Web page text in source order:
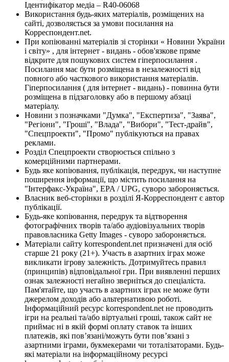
Ідентифікатор медіа – R40-06068
Використання будь-яких матеріалів, розміщених на
сайті, дозволяється за умови посилання на
Корреспондент.net.
При копіюванні матеріалів зі сторінки « Новини України
і світу» , для інтернет - видань - обов'язкове пряме
відкрите для пошукових систем гіперпосилання .
Посилання має бути розміщена в незалежності від
повного або часткового використання матеріалів.
Гіперпосилання ( для інтернет - видань) - повинна бути
розміщена в підзаголовку або в першому абзаці
матеріалу.
Новини з позначками "Думка", "Експертиза", "Заява",
"Регіони", "Гроші", "Влада", "Вибори", "Тест-драйв",
"Спецпроекти", "Промо" публікуються на правах
реклами.
Розділ Спецпроекти створюється спільно з
комерційними партнерами.
Будь яке копіювання, публікація, передрук, чи наступне
поширення інформації, що містить посилання на
"Інтерфакс-Україна", EPA / UPG, суворо забороняється.
Власник веб-сторінки в розділі Я-Корреспондент є автор
публікації.
Будь-яке копіювання, передрук та відтворення
фотографічних творів та/або аудіовізуальних творів
правовласника Getty Images - суворо забороняється.
Матеріали сайту korrespondent.net призначені для осіб
старше 21 року (21+). Участь в азартних іграх може
викликати ігрову залежність. Дотримуйтесь правил
(принципів) відповідальної гри. При виявленні перших
ознак залежності негайно зверніться до спеціаліста.
Пам'ятайте, що участь в азартних іграх не може бути
джерелом доходів або альтернативою роботі.
Інформаційний ресурс korrespondent.net не проводить
ігри на реальні та/або віртуальні гроші, також сайт не
приймає ні в якій формі оплату ставок та інших
платежів, які пов’язані/можуть бути пов’язані з
азартними іграми, букмекерами чи тоталізаторами. Будь-
які матеріали на інформаційному ресурсі